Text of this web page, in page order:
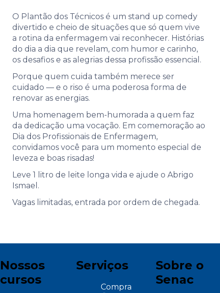
O Plantão dos Técnicos é um stand up comedy
divertido e cheio de situações que só quem vive
a rotina da enfermagem vai reconhecer. Histórias
do dia a dia que revelam, com humor e carinho,
os desafios e as alegrias dessa profissão essencial.
Porque quem cuida também merece ser
cuidado — e o riso é uma poderosa forma de
renovar as energias.
Uma homenagem bem-humorada a quem faz
da dedicação uma vocação. Em comemoração ao
Dia dos Profissionais de Enfermagem,
convidamos você para um momento especial de
leveza e boas risadas!
Leve 1 litro de leite longa vida e ajude o Abrigo
Ismael.
Vagas limitadas, entrada por ordem de chegada.
Nossos
cursos
Serviços
Compra
Sobre o
Senac